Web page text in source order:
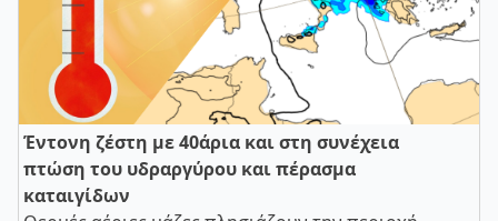
Έντονη ζέστη με 40άρια και στη συνέχεια
πτώση του υδραργύρου και πέρασμα
καταιγίδων